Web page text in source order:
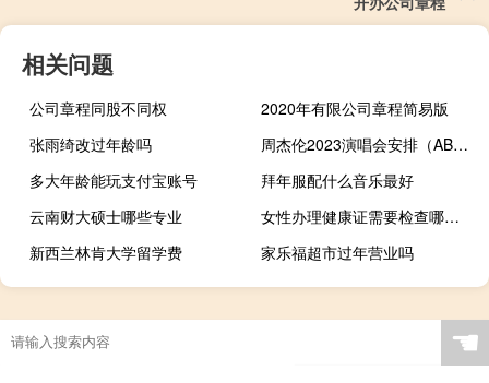
相关问题
公司章程同股不同权
2020年有限公司章程简易版
张雨绮改过年龄吗
周杰伦2023演唱会安排（ABBA The Show北京新年演唱会简介）
多大年龄能玩支付宝账号
拜年服配什么音乐最好
云南财大硕士哪些专业
女性办理健康证需要检查哪些项目（女性健康证检查项目）
新西兰林肯大学留学费
家乐福超市过年营业吗
☚